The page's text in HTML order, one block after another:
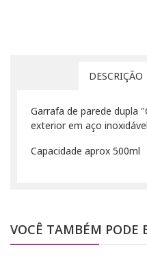
DESCRIÇÃO
Garrafa de parede dupla
exterior em aço
Capacidade aprox 500ml
VOCÊ TAMBÉM PODE